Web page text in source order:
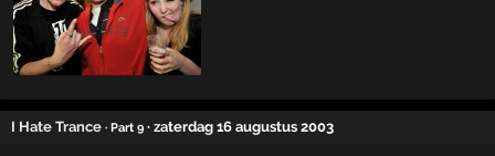
I Hate Trance · Part 9 · zaterdag 16 augustus 2003